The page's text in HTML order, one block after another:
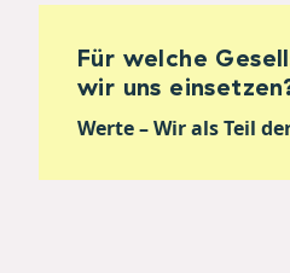
Für welche
wir uns
Werte – Wir als Teil